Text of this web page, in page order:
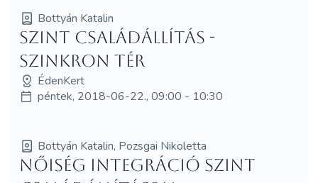
Bottyán Katalin
SzInT Családállítás -
Szinkron Tér
ÉdenKert
péntek, 2018-06-22., 09:00 - 10:30
Bottyán Katalin, Pozsgai Nikoletta
Nőiség Integráció SzInT